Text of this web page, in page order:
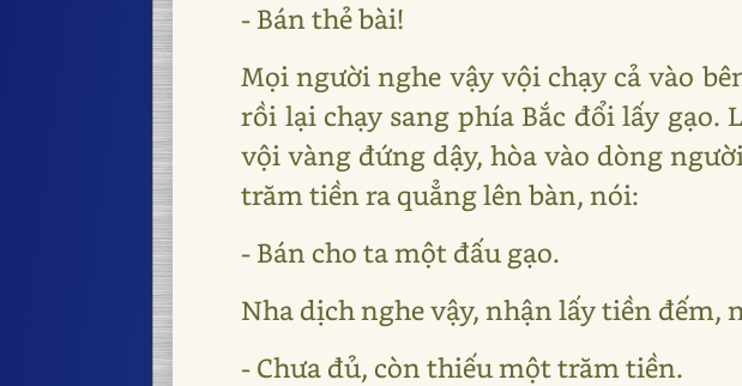
- Bán thẻ bài!
Mọi người nghe vậy vội chạy cả vào
rồi lại chạy sang phía Bắc đổi lấy
vội vàng đứng dậy, hòa vào dòng
trăm tiền ra quẳng lên bàn, nói:
- Bán cho ta một đấu gạo.
Nha dịch nghe vậy, nhận lấy tiền đếm,
- Chưa đủ, còn thiếu một trăm tiền.